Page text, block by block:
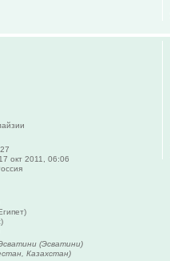
17 окт 2011, 06:06
(Эсватини)
Казахстан)